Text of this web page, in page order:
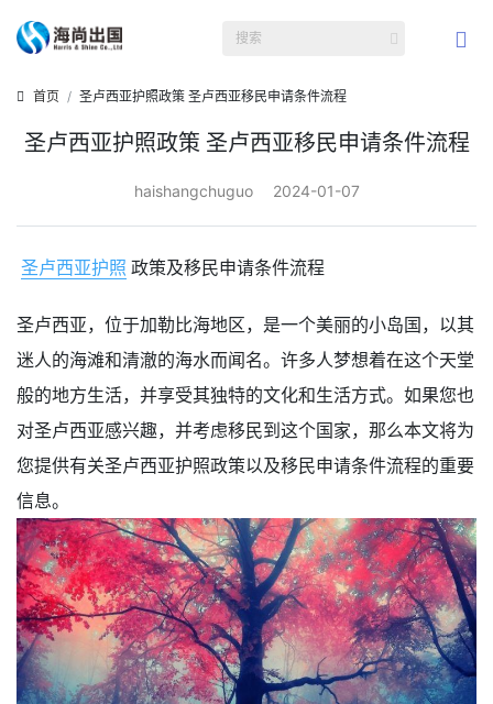
首页 圣卢西亚护照政策 圣卢西亚移民申请条件流程
圣卢西亚护照政策 圣卢西亚移民申请条件流程
haishangchuguo 2024-01-07
圣卢西亚护照 政策及移民申请条件流程
圣卢西亚，位于加勒比海地区，是一个美丽的小岛国，以其
迷人的海滩和清澈的海水而闻名。许多人梦想着在这个天堂
般的地方生活，并享受其独特的文化和生活方式。如果您也
对圣卢西亚感兴趣，并考虑移民到这个国家，那么本文将为
您提供有关圣卢西亚护照政策以及移民申请条件流程的重要
信息。